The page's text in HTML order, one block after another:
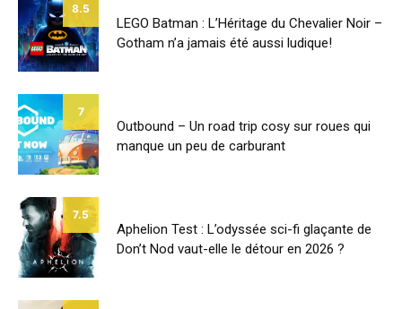
8.5
LEGO Batman : L’Héritage du Chevalier Noir –
Gotham n’a jamais été aussi ludique!
7
Outbound – Un road trip cosy sur roues qui
manque un peu de carburant
7.5
Aphelion Test : L’odyssée sci-fi glaçante de
Don’t Nod vaut-elle le détour en 2026 ?